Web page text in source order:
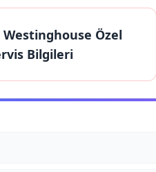
Westinghouse Özel
Bilgileri